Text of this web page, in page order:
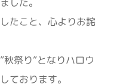
たこと、心よりお詫
祭り”となりハロウ
ております。